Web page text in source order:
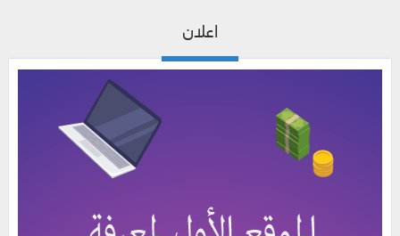
اعلان